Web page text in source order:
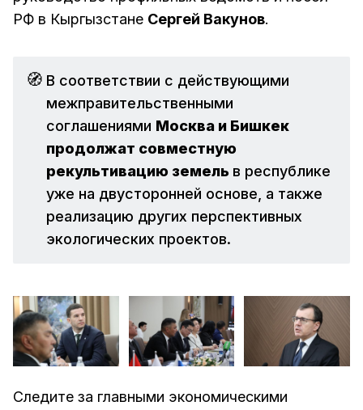
РФ в Кыргызстане Сергей Вакунов.
🧭 В соответствии с действующими
межправительственными
соглашениями Москва и Бишкек
продолжат совместную
рекультивацию земель в республике
уже на двусторонней основе, а также
реализацию других перспективных
экологических проектов.
Следите за главными экономическими